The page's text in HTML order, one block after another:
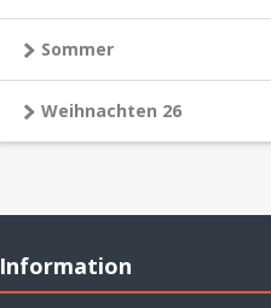
Sommer
Weihnachten 26
Information